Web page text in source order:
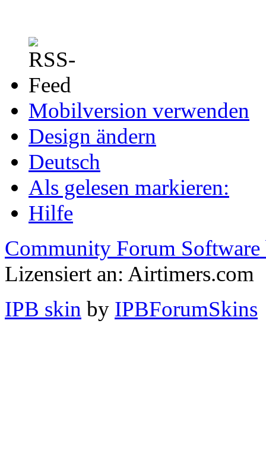
Mobilversion verwenden
Design ändern
Deutsch
Als gelesen markieren:
Hilfe
Community Forum Software
Lizensiert an: Airtimers.com
IPB skin by IPBForumSkins